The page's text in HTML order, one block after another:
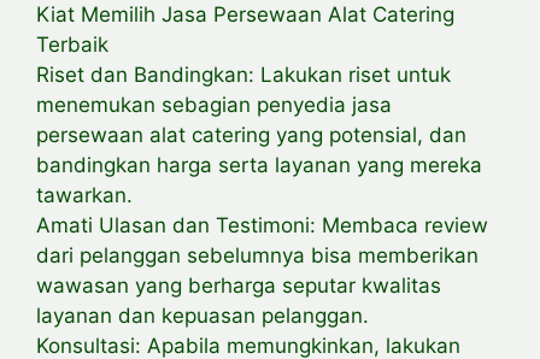
Kiat Memilih Jasa Persewaan Alat Catering
Terbaik
Riset dan Bandingkan: Lakukan riset untuk
menemukan sebagian penyedia jasa
persewaan alat catering yang potensial, dan
bandingkan harga serta layanan yang mereka
tawarkan.
Amati Ulasan dan Testimoni: Membaca review
dari pelanggan sebelumnya bisa memberikan
wawasan yang berharga seputar kwalitas
layanan dan kepuasan pelanggan.
Konsultasi: Apabila memungkinkan, lakukan